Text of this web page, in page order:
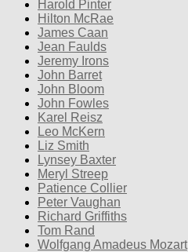
Harold Pinter
Hilton McRae
James Caan
Jean Faulds
Jeremy Irons
John Barret
John Bloom
John Fowles
Karel Reisz
Leo McKern
Liz Smith
Lynsey Baxter
Meryl Streep
Patience Collier
Peter Vaughan
Richard Griffiths
Tom Rand
Wolfgang Amadeus Mozart